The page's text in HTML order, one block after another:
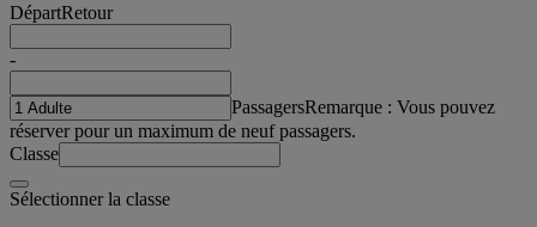
DépartRetour
-
PassagersRemarque : Vous pouvez
réserver pour un maximum de neuf passagers.
Classe
Sélectionner la classe